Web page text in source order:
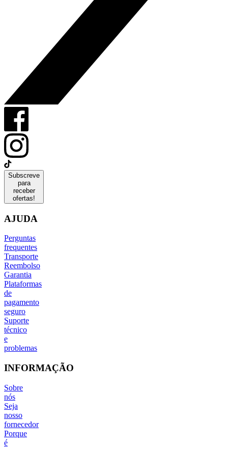
Subscreve
para
receber
ofertas!
AJUDA
Perguntas
frequentes
Transporte
Reembolso
Garantia
Plataformas
de
pagamento
seguro
Suporte
técnico
e
problemas
INFORMAÇÃO
Sobre
nós
Seja
nosso
fornecedor
Porque
é